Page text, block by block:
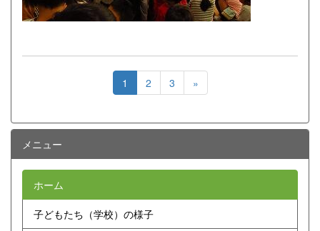
1 2 3 »
メニュー
ホーム
子どもたち（学校）の様子